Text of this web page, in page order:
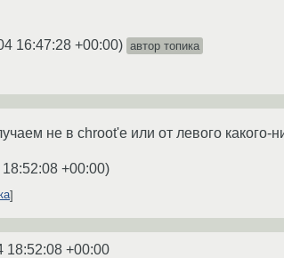
16:47:28 +00:00) автор топика
не в chroot'е или от левого какого-
+00:00)
18:52:08 +00:00